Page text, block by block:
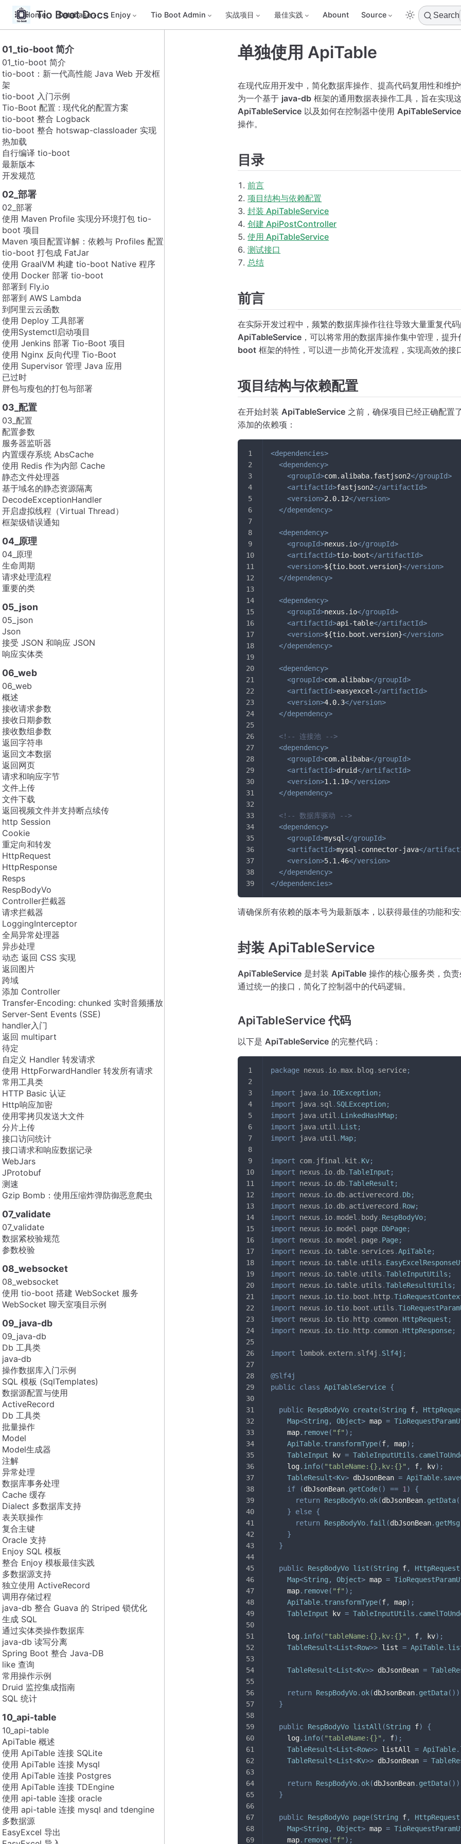
Tio Boot Docs
Home Database Enjoy Tio Boot Admin 实战项目 最佳实践 Abount Source Search
01_tio-boot 简介
01_tio-boot 简介
tio-boot：新一代高性能 Java Web 开发框
架
tio-boot 入门示例
Tio-Boot 配置 : 现代化的配置方案
tio-boot 整合 Logback
tio-boot 整合 hotswap-classloader 实现
热加载
自行编译 tio-boot
最新版本
开发规范
02_部署
02_部署
使用 Maven Profile 实现分环境打包 tio-
boot 项目
Maven 项目配置详解：依赖与 Profiles 配置
tio-boot 打包成 FatJar
使用 GraalVM 构建 tio-boot Native 程序
使用 Docker 部署 tio-boot
部署到 Fly.io
部署到 AWS Lambda
到阿里云云函数
使用 Deploy 工具部署
使用Systemctl启动项目
使用 Jenkins 部署 Tio-Boot 项目
使用 Nginx 反向代理 Tio-Boot
使用 Supervisor 管理 Java 应用
已过时
胖包与瘦包的打包与部署
03_配置
03_配置
配置参数
服务器监听器
内置缓存系统 AbsCache
使用 Redis 作为内部 Cache
静态文件处理器
基于域名的静态资源隔离
DecodeExceptionHandler
开启虚拟线程（Virtual Thread）
框架级错误通知
04_原理
04_原理
生命周期
请求处理流程
重要的类
05_json
05_json
Json
接受 JSON 和响应 JSON
响应实体类
06_web
06_web
概述
接收请求参数
接收日期参数
接收数组参数
返回字符串
返回文本数据
返回网页
请求和响应字节
文件上传
文件下载
返回视频文件并支持断点续传
http Session
Cookie
重定向和转发
HttpRequest
HttpResponse
Resps
RespBodyVo
Controller拦截器
请求拦截器
LoggingInterceptor
全局异常处理器
异步处理
动态 返回 CSS 实现
返回图片
跨域
添加 Controller
Transfer-Encoding: chunked 实时音频播放
Server-Sent Events (SSE)
handler入门
返回 multipart
待定
自定义 Handler 转发请求
使用 HttpForwardHandler 转发所有请求
常用工具类
HTTP Basic 认证
Http响应加密
使用零拷贝发送大文件
分片上传
接口访问统计
接口请求和响应数据记录
WebJars
JProtobuf
测速
Gzip Bomb：使用压缩炸弹防御恶意爬虫
07_validate
07_validate
数据紧校验规范
参数校验
08_websocket
08_websocket
使用 tio-boot 搭建 WebSocket 服务
WebSocket 聊天室项目示例
09_java-db
09_java-db
Db 工具类
java‑db
操作数据库入门示例
SQL 模板 (SqlTemplates)
数据源配置与使用
ActiveRecord
Db 工具类
批量操作
Model
Model生成器
注解
异常处理
数据库事务处理
Cache 缓存
Dialect 多数据库支持
表关联操作
复合主键
Oracle 支持
Enjoy SQL 模板
整合 Enjoy 模板最佳实践
多数据源支持
独立使用 ActiveRecord
调用存储过程
java-db 整合 Guava 的 Striped 锁优化
生成 SQL
通过实体类操作数据库
java-db 读写分离
Spring Boot 整合 Java-DB
like 查询
常用操作示例
Druid 监控集成指南
SQL 统计
10_api-table
10_api-table
ApiTable 概述
使用 ApiTable 连接 SQLite
使用 ApiTable 连接 Mysql
使用 ApiTable 连接 Postgres
使用 ApiTable 连接 TDEngine
使用 api-table 连接 oracle
使用 api-table 连接 mysql and tdengine
多数据源
EasyExcel 导出
单独使用 ApiTable
在现代应用开发中，简化数据库操作、提高代码复用性和维护
为一个基于 java-db 框架的通用数据表操作工具，旨在实现
ApiTableService 以及如何在控制器中使用 ApiTableService
操作。
目录
前言
项目结构与依赖配置
封装 ApiTableService
创建 ApiPostController
使用 ApiTableService
测试接口
总结
前言
在实际开发过程中，频繁的数据库操作往往导致大量重复代
ApiTableService ，可以将常用的数据库操作集中管理，提
boot 框架的特性，可以进一步简化开发流程，实现高效的接
项目结构与依赖配置
在开始封装 ApiTableService 之前，确保项目已经正确配置
添加的依赖项：
<dependencies>
<dependency>
<groupId>com.alibaba.fastjson2</groupId>
<artifactId>fastjson2</artifactId>
<version>2.0.12</version>
</dependency>
<dependency>
<groupId>nexus.io</groupId>
<artifactId>tio-boot</artifactId>
<version>${tio.boot.version}</version>
</dependency>
<dependency>
<groupId>nexus.io</groupId>
<artifactId>api-table</artifactId>
<version>${tio.boot.version}</version>
</dependency>
<dependency>
<groupId>com.alibaba</groupId>
<artifactId>easyexcel</artifactId>
<version>4.0.3</version>
</dependency>
<!-- 连接池 -->
<dependency>
<groupId>com.alibaba</groupId>
<artifactId>druid</artifactId>
<version>1.1.10</version>
</dependency>
<!-- 数据库驱动 -->
<dependency>
<groupId>mysql</groupId>
<artifactId>mysql-connector-java</
<version>5.1.46</version>
</dependency>
</dependencies>
请确保所有依赖的版本号为最新版本，以获得最佳的功能和安
封装 ApiTableService
ApiTableService 是封装 ApiTable 操作的核心服务类，负
通过统一的接口，简化了控制器中的代码逻辑。
ApiTableService 代码
以下是 ApiTableService 的完整代码：
package nexus . io.max. blog . service;
import java. io. IOException;
import
java. sql . SQLException;
import
java. util . LinkedHashMap;
import
java. util . List ;
import
java. util .Map;
import com. jfinal . kit . Kv;
import
nexus . io. db.TableInput ;
import
nexus . io. db.TableResult ;
import
nexus . io. db. activerecord . Db;
import
nexus . io. db. activerecord . Row;
import
nexus . io.model . body. RespBodyVo;
import
nexus . io.model . page. DbPage;
import
nexus . io.model . page. Page;
import
nexus . io. table. services .ApiTable;
import
nexus . io. table. utils .
import
nexus . io. table. utils .TableInputUtils ;
import
nexus . io. table. utils .TableResultUtils ;
import
nexus . io. tio. boot . http.
import
nexus . io. tio. boot . utils .
import
nexus . io. tio. http. common. HttpRequest ;
import
nexus . io. tio. http. common. HttpResponse;
import lombok. extern. slf4j . Slf4j ;
@Slf4j
public class ApiTableService {
public RespBodyVo create(String f,
Map<String , Object> map =
    map
. remove( "f" ) ;
ApiTable. transformType(f, map) ;
TableInput kv = TableInputUtils .
    log
. info( "tableName:{},kv:{}" , f, kv) ;
TableResult<Kv> dbJsonBean = ApiTable.
if
(dbJsonBean. getCode( ) == 1 )
{
return RespBodyVo. ok(dbJsonBean. getData(
}
else {
return RespBodyVo. fail (dbJsonBean. getMsg
}
}
public RespBodyVo list (String f, HttpRequest
Map<String , Object> map =
    map
. remove( "f" ) ;
ApiTable. transformType(f, map) ;
TableInput kv = TableInputUtils .
    log
. info( "tableName:{},kv:{}" , f, kv) ;
TableResult<List<Row>> list = ApiTable.
TableResult<List<Kv>> dbJsonBean =
return RespBodyVo. ok(dbJsonBean. getData( ) )
}
public RespBodyVo listAll (String f)
{
    log
. info( "tableName:{}" , f) ;
TableResult<List<Row>> listAll = ApiTable.
TableResult<List<Kv>> dbJsonBean =
return RespBodyVo. ok(dbJsonBean. getData( ) )
}
public RespBodyVo page(String f, HttpRequest
Map<String , Object> map =
    map
. remove( "f" ) ;